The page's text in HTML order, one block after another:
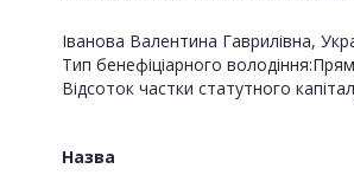
Іванова Валентина Гаврилівна,
Тип бенефіціарного
Відсоток частки статутного
Назва